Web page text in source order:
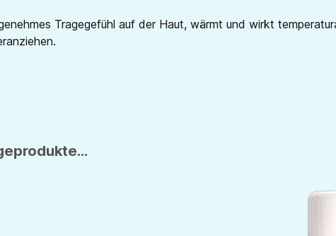
Tragegefühl auf der Haut, wärmt und wirkt